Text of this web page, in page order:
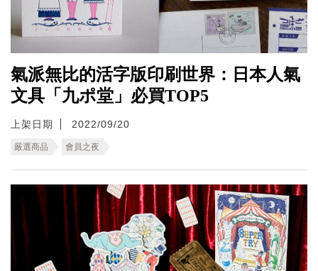
氣派無比的活字版印刷世界：日本人氣
文具「九ポ堂」必買TOP5
上架日期 2022/09/20
嚴選商品 會員之夜